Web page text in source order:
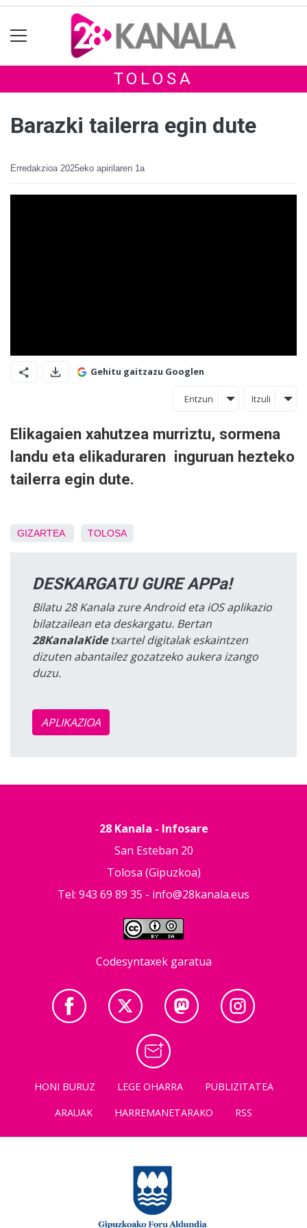
TOLOSA
Barazki tailerra egin dute
Erredakzioa 2025eko apirilaren 1a
Gehitu gaitzazu Googlen
Entzun Itzuli
Elikagaien xahutzea murriztu, sormena
landu eta elikaduraren inguruan hezteko
tailerra egin dute.
GIZARTEA TOLOSA
DESKARGATU GURE APPa!
Bilatu 28 Kanala zure Android eta iOS aplikazio
bilatzailean eta deskargatu. Bertan
28KanalaKidetxartel digitalak eskaintzen
dizuten abantailez gozatzeko aukera izango
duzu.
APLIKAZIOA
28 Kanala - Infosare
San Esteban 20
Tolosa (Gipuzkoa)
Tel: 943 69 89 35 - info@28kanala.eus
Codesyntaxek garatua
HONI BURUZ LEGE OHARRA
PUBLIZITATEA
ARAUAK
HARREMANETARAKO RSS